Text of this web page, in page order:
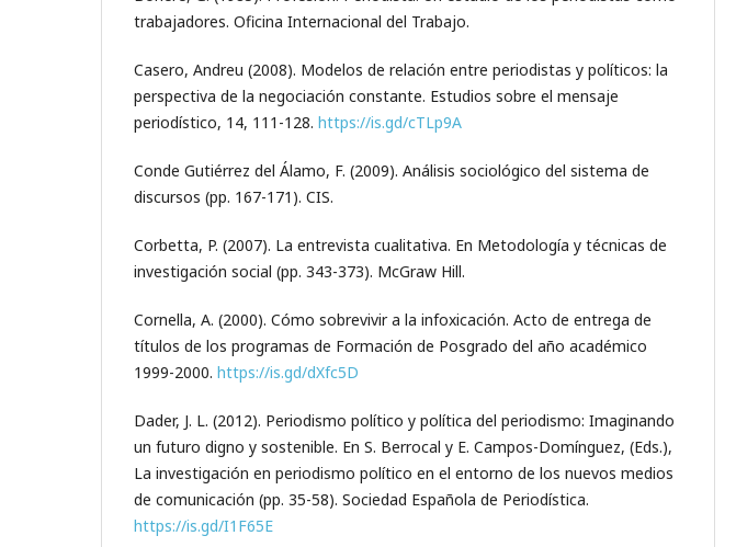
trabajadores. Oficina Internacional del Trabajo.
Casero, Andreu (2008). Modelos de relación entre periodistas y políticos: la
perspectiva de la negociación constante. Estudios sobre el mensaje
periodístico, 14, 111-128. https://is.gd/cTLp9A
Conde Gutiérrez del Álamo, F. (2009). Análisis sociológico del sistema de
discursos (pp. 167-171). CIS.
Corbetta, P. (2007). La entrevista cualitativa. En Metodología y técnicas de
investigación social (pp. 343-373). McGraw Hill.
Cornella, A. (2000). Cómo sobrevivir a la infoxicación. Acto de entrega de
títulos de los programas de Formación de Posgrado del año académico
1999-2000. https://is.gd/dXfc5D
Dader, J. L. (2012). Periodismo político y política del periodismo: Imaginando
un futuro digno y sostenible. En S. Berrocal y E. Campos-Domínguez, (Eds.),
La investigación en periodismo político en el entorno de los nuevos medios
de comunicación (pp. 35-58). Sociedad Española de Periodística.
https://is.gd/I1F65E